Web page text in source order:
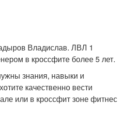
Владислав. ЛВЛ 1
в кроссфите более 5 лет.
знания, навыки и
качественно вести
или в кроссфит зоне фитнес